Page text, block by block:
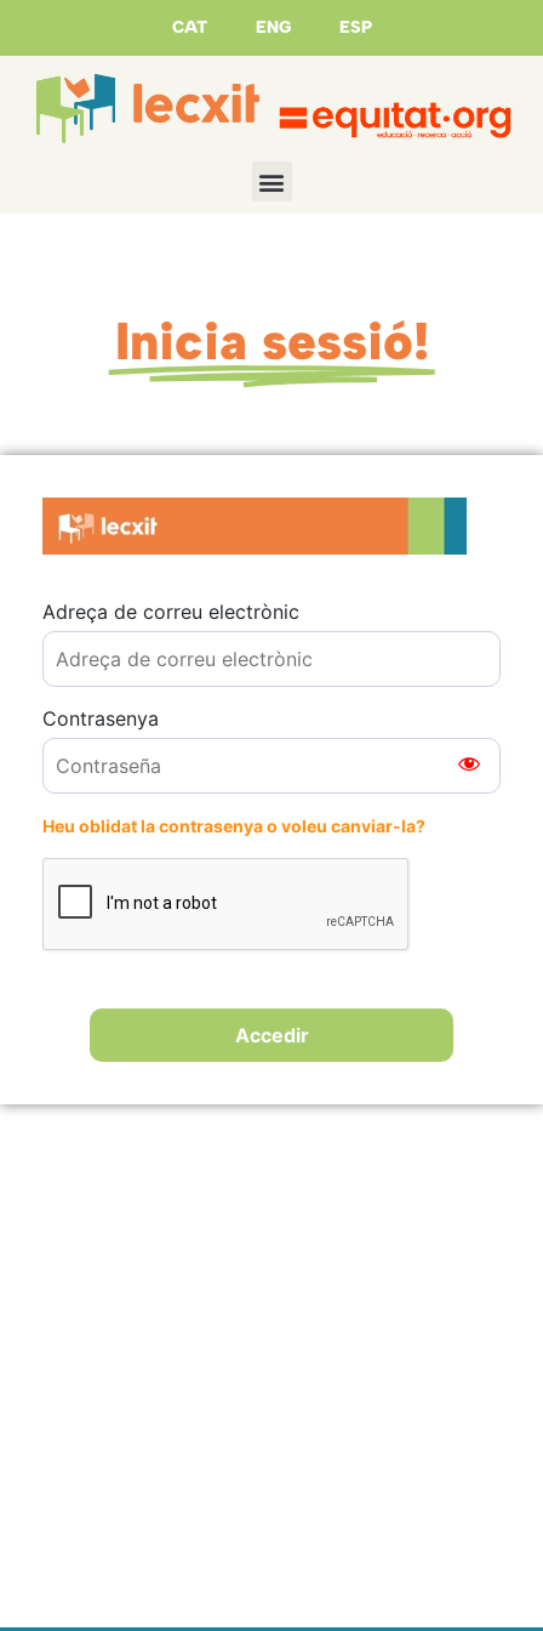
CAT ENG ESP
Inicia sessió!
Adreça de correu electrònic
Contrasenya
Heu oblidat la contrasenya o voleu canviar-la?